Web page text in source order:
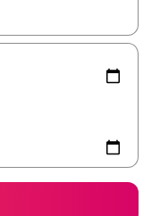
maak je een keuze